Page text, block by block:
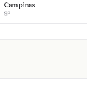
Campinas
SP